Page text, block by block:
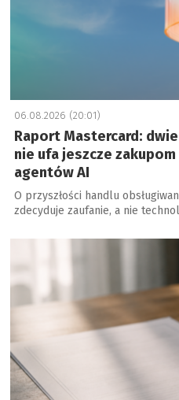
06.08.2026 (20:01)
Raport Mastercard:
nie ufa jeszcze
agentów AI
O przyszłości handlu
zdecyduje zaufanie, a nie
a